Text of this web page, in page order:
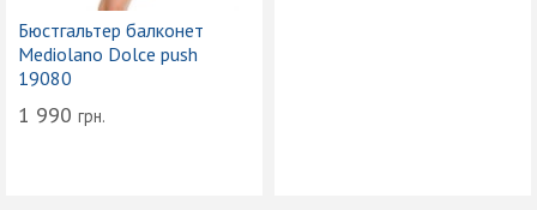
Бюстгальтер балконет
Mediolano Dolce push
19080
1 990 грн.